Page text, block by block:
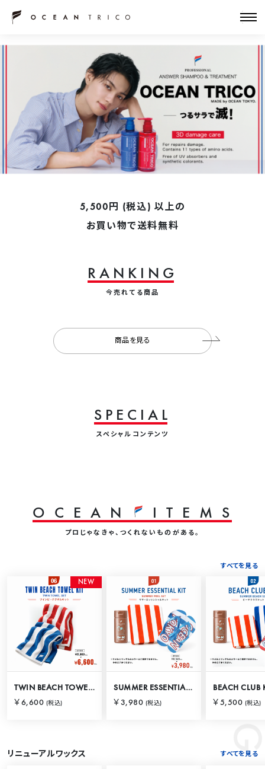
5,500円 (税込) 以上の
お買い物で送料無料
R A N K N G
今売れてる商品
商品を見る
RANKING
S P E C A L
スペシャルコンテンツ
O C E A N T E M S
プロじゃなきゃ、つくれないものがある。
すべてを見る
N EW
TWIN BEACH TOWEL KIT
￥6,600 (税込)
SUMMER ESSENTIAL KIT
￥3,980 (税込)
BEACH CLUB
￥5,500 (税込)
リニューアルワックス すべてを見る